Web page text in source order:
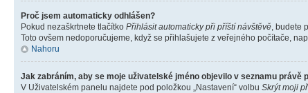
Proč jsem automaticky odhlášen?
Pokud nezaškrtnete tlačítko Přihlásit automaticky při příští návštěvě, budete
Toto ovšem nedoporučujeme, když se přihlašujete z veřejného počítače,
Nahoru
Jak zabráním, aby se moje uživatelské jméno objevilo v seznamu právě
V Uživatelském panelu najdete pod položkou „Nastavení“ volbu Skrýt moji